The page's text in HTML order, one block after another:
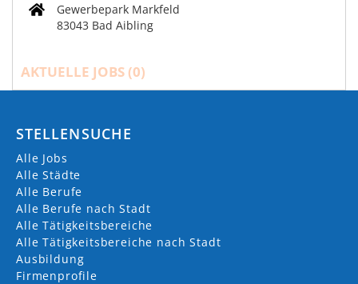
Gewerbepark Markfeld
83043 Bad Aibling
AKTUELLE JOBS (0)
STELLENSUCHE
Alle Jobs
Alle Städte
Alle Berufe
Alle Berufe nach Stadt
Alle Tätigkeitsbereiche
Alle Tätigkeitsbereiche nach Stadt
Ausbildung
Firmenprofile